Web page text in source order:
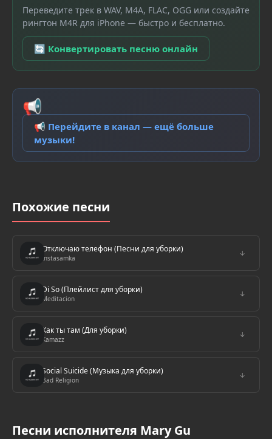
Переведите трек в WAV, M4A, FLAC, OGG или создайте
рингтон M4R для iPhone — быстро и бесплатно.
🔄 Конвертировать песню онлайн
📢
📢 Перейдите в канал — ещё больше
музыки!
Похожие песни
Отключаю телефон (Песни для уборки)
Instasamka
↓
Di So (Плейлист для уборки)
Meditacion
↓
Как ты там (Для уборки)
Kamazz
↓
Social Suicide (Музыка для уборки)
Bad Religion
↓
Песни исполнителя Mary Gu